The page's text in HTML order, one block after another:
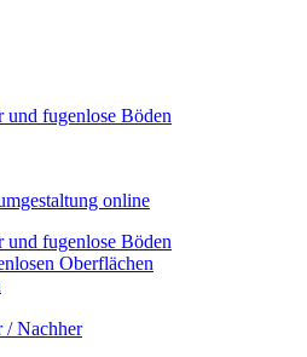
und fugenlose Böden
online
und fugenlose Böden
Oberflächen
/ Nachher